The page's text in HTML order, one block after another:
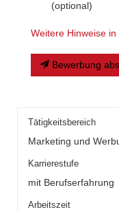
(optional)
Weitere Hinweise
Bewerbung
Tätigkeitsbereich
Marketing und
Karrierestufe
mit Berufserfahrung
Arbeitszeit